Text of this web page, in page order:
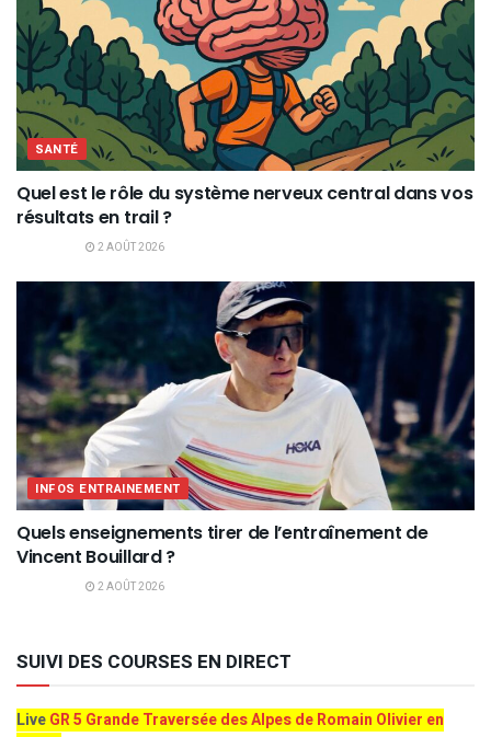
SANTÉ
Quel est le rôle du système nerveux central dans vos
résultats en trail ?
2 AOÛT 2026
INFOS ENTRAINEMENT
Quels enseignements tirer de l’entraînement de
Vincent Bouillard ?
2 AOÛT 2026
SUIVI DES COURSES EN DIRECT
LiveGR 5 Grande Traversée des Alpes de Romain Olivier en